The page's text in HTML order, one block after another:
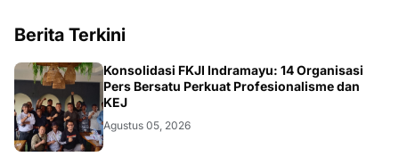
Berita Terkini
Konsolidasi FKJI Indramayu: 14 Organisasi
Pers Bersatu Perkuat Profesionalisme dan
KEJ
Agustus 05, 2026